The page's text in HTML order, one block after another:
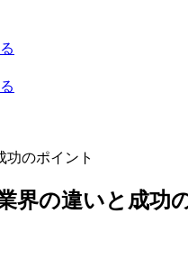
功のポイント
界の違いと成功